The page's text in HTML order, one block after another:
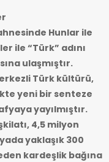
Hunlar ile
ile “Türk” adını
ulaşmıştır.
Türk kültürü,
yeni bir senteze
yayılmıştır.
4,5 milyon
yaklaşık 300
kardeşlik bağına